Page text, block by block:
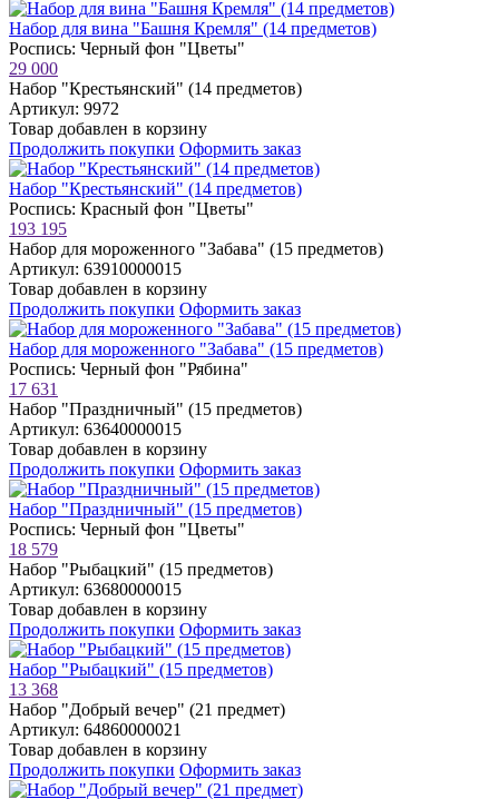
Набор для вина "Башня Кремля" (14 предметов)
Роспись: Черный фон "Цветы"
29 000
Набор "Крестьянский" (14 предметов)
Артикул: 9972
Товар добавлен в корзину
Продолжить покупки Оформить заказ
Набор "Крестьянский" (14 предметов)
Роспись: Красный фон "Цветы"
193 195
Набор для мороженного "Забава" (15 предметов)
Артикул: 63910000015
Товар добавлен в корзину
Продолжить покупки Оформить заказ
Набор для мороженного "Забава" (15 предметов)
Роспись: Черный фон "Рябина"
17 631
Набор "Праздничный" (15 предметов)
Артикул: 63640000015
Товар добавлен в корзину
Продолжить покупки Оформить заказ
Набор "Праздничный" (15 предметов)
Роспись: Черный фон "Цветы"
18 579
Набор "Рыбацкий" (15 предметов)
Артикул: 63680000015
Товар добавлен в корзину
Продолжить покупки Оформить заказ
Набор "Рыбацкий" (15 предметов)
13 368
Набор "Добрый вечер" (21 предмет)
Артикул: 64860000021
Товар добавлен в корзину
Продолжить покупки Оформить заказ